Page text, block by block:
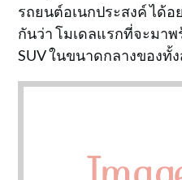
รถยนต์อเนกประสงค์ ได้
กันว่า โมเดลแรกที่จะมาพ
SUV ในขนาดกลางของทั้